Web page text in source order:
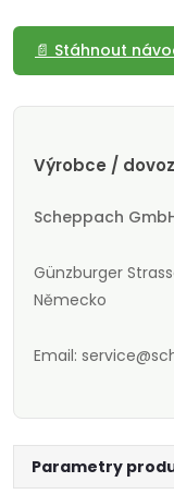
📄 Stáhnout
Výrobce /
Scheppach
Günzburger
Německo
Email:
Parametry